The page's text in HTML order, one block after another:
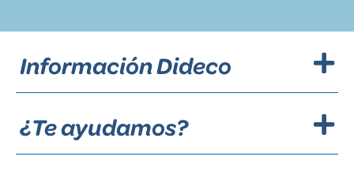
Información Dideco
¿Te ayudamos?